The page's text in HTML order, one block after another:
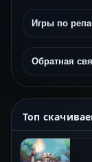
Игры по
Обратная
Топ